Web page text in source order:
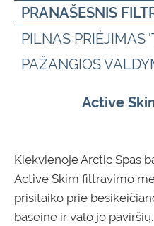
PRANAŠESNIS
PILNAS PRIĖJIMAS
PAŽANGIOS
Active
Kiekvienoje Arctic Spas
Active Skim filtravimo
prisitaiko prie
baseine ir valo jo paviršių.